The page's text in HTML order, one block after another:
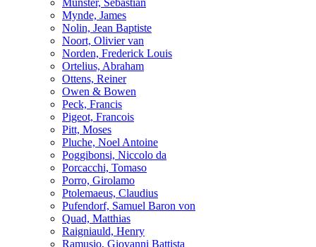
Münster, Sebastian
Mynde, James
Nolin, Jean Baptiste
Noort, Olivier van
Norden, Frederick Louis
Ortelius, Abraham
Ottens, Reiner
Owen & Bowen
Peck, Francis
Pigeot, Francois
Pitt, Moses
Pluche, Noel Antoine
Poggibonsi, Niccolo da
Porcacchi, Tomaso
Porro, Girolamo
Ptolemaeus, Claudius
Pufendorf, Samuel Baron von
Quad, Matthias
Raigniauld, Henry
Ramusio, Giovanni Battista